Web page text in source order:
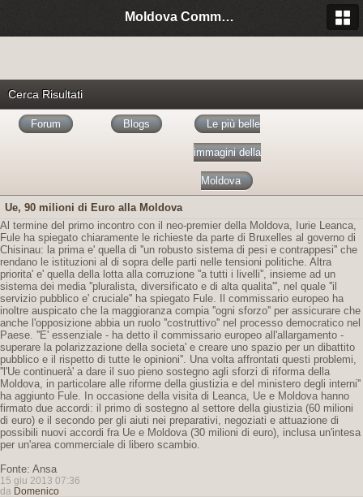
Moldova Community Italia
Cerca Risultati
Forum Blogs Le più belle
immagini della
Moldova
Ue, 90 milioni di Euro alla Moldova
Al termine del primo incontro con il neo-premier della Moldova, Iurie Leanca,
Fule ha spiegato chiaramente le richieste da parte di Bruxelles al governo di
Chisinau: la prima e' quella di ''un robusto sistema di pesi e contrappesi'' che
rendano le istituzioni al di sopra delle parti nelle tensioni politiche. Altra
priorita' e' quella della lotta alla corruzione ''a tutti i livelli'', insieme ad un
sistema dei media ''pluralista, diversificato e di alta qualita''', nel quale ''il
servizio pubblico e' cruciale'' ha spiegato Fule. Il commissario europeo ha
inoltre auspicato che la maggioranza compia ''ogni sforzo'' per assicurare che
anche l'opposizione abbia un ruolo ''costruttivo'' nel processo democratico nel
Paese. ''E' essenziale - ha detto il commissario europeo all'allargamento -
superare la polarizzazione della societa' e creare uno spazio per un dibattito
pubblico e il rispetto di tutte le opinioni''. Una volta affrontati questi problemi,
''l'Ue continuerà' a dare il suo pieno sostegno agli sforzi di riforma della
Moldova, in particolare alle riforme della giustizia e del ministero degli interni''
ha aggiunto Fule. In occasione della visita di Leanca, Ue e Moldova hanno
firmato due accordi: il primo di sostegno al settore della giustizia (60 milioni
di euro) e il secondo per gli aiuti nei preparativi, negoziati e attuazione di
possibili nuovi accordi fra Ue e Moldova (30 milioni di euro), inclusa un'intesa
per un'area commerciale di libero scambio.
Fonte: Ansa
15 giu 2013 07:36
da Domenico